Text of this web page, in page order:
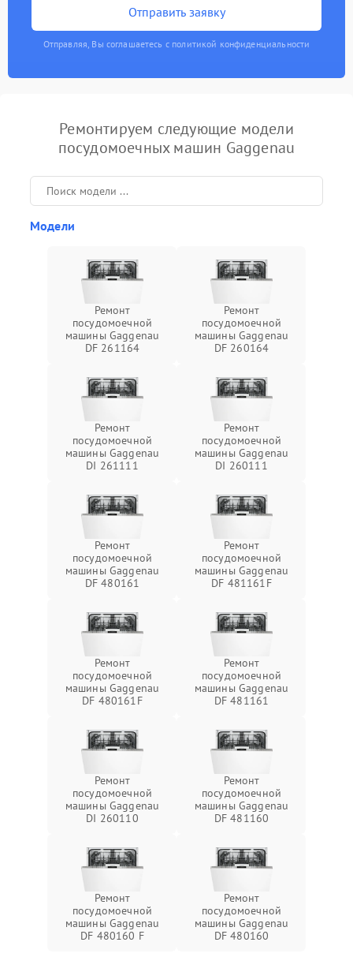
Отправить заявку
Отправляя, Вы соглашаетесь с политикой конфиденциальности
Ремонтируем следующие модели
посудомоечных машин Gaggenau
Модели
Ремонт
посудомоечной
машины Gaggenau
DF 261164
Ремонт
посудомоечной
машины Gaggenau
DF 260164
Ремонт
посудомоечной
машины Gaggenau
DI 261111
Ремонт
посудомоечной
машины Gaggenau
DI 260111
Ремонт
посудомоечной
машины Gaggenau
DF 480161
Ремонт
посудомоечной
машины Gaggenau
DF 481161F
Ремонт
посудомоечной
машины Gaggenau
DF 480161F
Ремонт
посудомоечной
машины Gaggenau
DF 481161
Ремонт
посудомоечной
машины Gaggenau
DI 260110
Ремонт
посудомоечной
машины Gaggenau
DF 481160
Ремонт
посудомоечной
машины Gaggenau
DF 480160 F
Ремонт
посудомоечной
машины Gaggenau
DF 480160